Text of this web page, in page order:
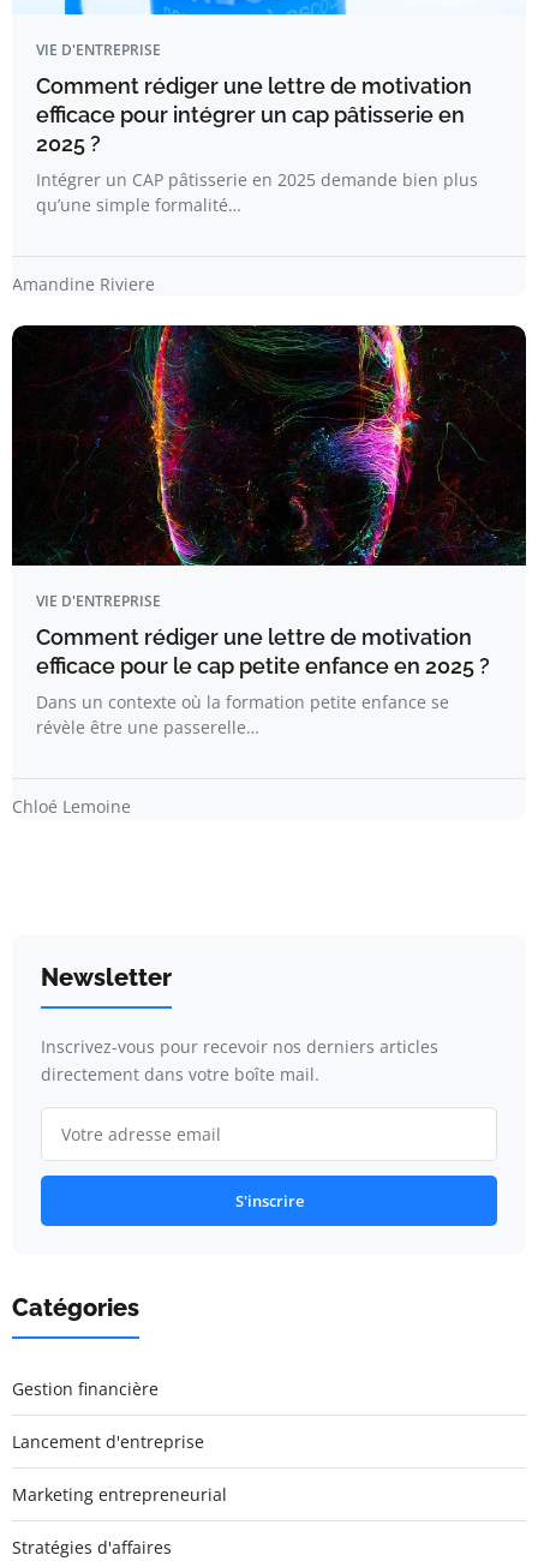
VIE D'ENTREPRISE
Comment rédiger une lettre de motivation
efficace pour intégrer un cap pâtisserie en
2025 ?
Intégrer un CAP pâtisserie en 2025 demande bien plus
qu’une simple formalité…
Amandine Riviere
VIE D'ENTREPRISE
Comment rédiger une lettre de motivation
efficace pour le cap petite enfance en 2025 ?
Dans un contexte où la formation petite enfance se
révèle être une passerelle…
Chloé Lemoine
Newsletter
Inscrivez-vous pour recevoir nos derniers articles
directement dans votre boîte mail.
S'inscrire
Catégories
Gestion financière
Lancement d'entreprise
Marketing entrepreneurial
Stratégies d'affaires